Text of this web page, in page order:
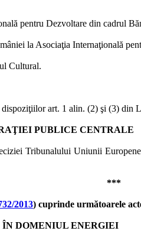
pentru Dezvoltare din cadrul
la Asociaţia Internaţională
Cultural.
art. 1 alin. (2) şi (3) din
PUBLICE CENTRALE
Tribunalului Uniunii
***
2013) cuprinde următoarele
DOMENIUL ENERGIEI